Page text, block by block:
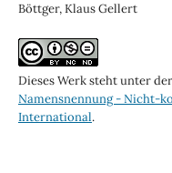
Böttger, Klaus Gellert
Dieses Werk steht unter der
Namensnennung - Nicht-
International.